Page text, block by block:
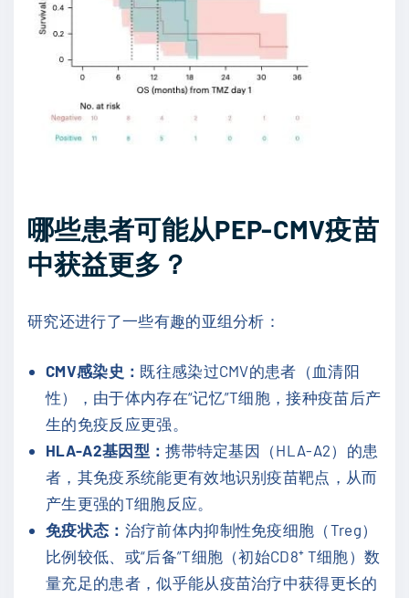
哪些患者可能从PEP-CMV疫苗
中获益更多？
研究还进行了一些有趣的亚组分析：
CMV感染史： 既往感染过CMV的患者（血清阳
性），由于体内存在“记忆”T细胞，接种疫苗后产
生的免疫反应更强。
HLA-A2基因型：携带特定基因（HLA-A2）的患
者，其免疫系统能更有效地识别疫苗靶点，从而
产生更强的T细胞反应。
免疫状态： 治疗前体内抑制性免疫细胞（Treg）
比例较低、或“后备”T细胞（初始CD8⁺ T细胞）数
量充足的患者，似乎能从疫苗治疗中获得更长的